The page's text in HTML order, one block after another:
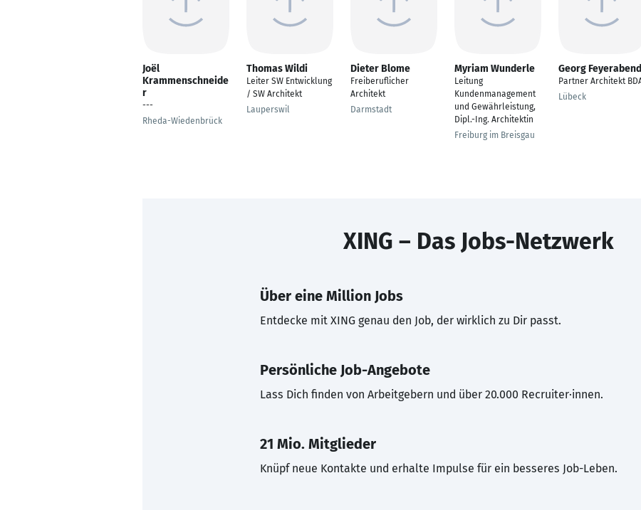
Joël
Krammenschneide
r
---
Rheda-Wiedenbrück
Thomas Wildi
Leiter SW Entwicklung
/ SW Architekt
Lauperswil
Dieter Blome
Freiberuflicher
Architekt
Darmstadt
Myriam Wunderle
Leitung
Kundenmanagement
und Gewährleistung,
Dipl.-Ing. Architektin
Freiburg im Breisgau
Georg Feyerabend
Partner Architekt
Lübeck
XING – Das Jobs-Netzwerk
Über eine Million Jobs
Entdecke mit XING genau den Job, der wirklich zu Dir passt.
Persönliche Job-Angebote
Lass Dich finden von Arbeitgebern und über 20.000 Recruiter·innen.
21 Mio. Mitglieder
Knüpf neue Kontakte und erhalte Impulse für ein besseres Job-Leben.